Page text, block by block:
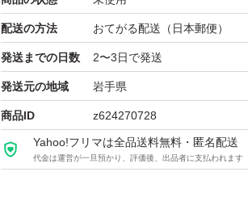
※チョコレートですので輸送中の溶ける
その分お安くさせていただいておりますが
便でのお届けも可能です
届きましたら冷蔵庫にて冷やしてお召し上
配送中の割れ、欠け、溶け等は御理解くだ
配送の方法 おてがる配送（日本郵便）
発送までの日数 2〜3日で発送
発送元の地域 岩手県
商品ID z624270728
Yahoo!フリマは全品送料無料・匿名配送
代金は運営が一旦預かり、評価後、出品者に支払われます